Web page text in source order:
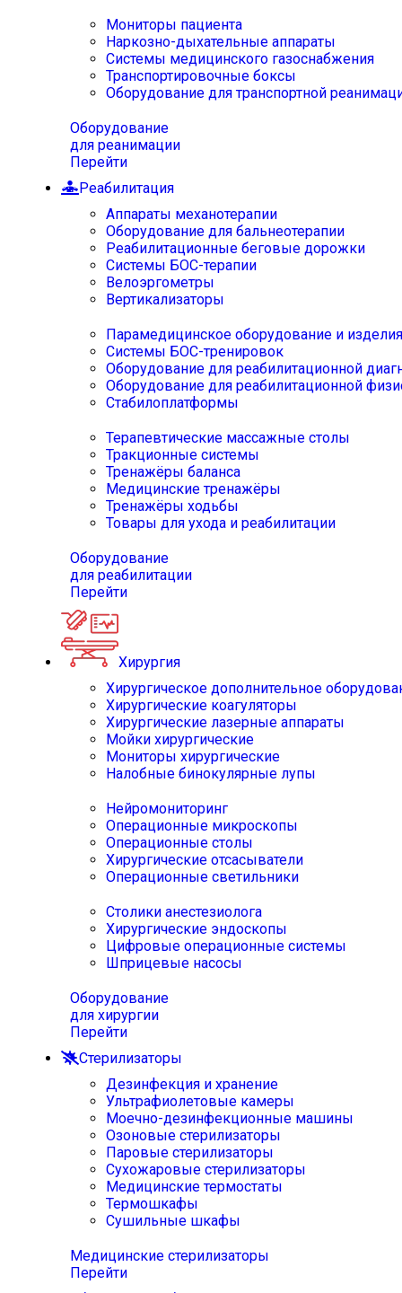
Мониторы пациента
Наркозно-дыхательные аппараты
Системы медицинского газоснабжения
Транспортировочные боксы
Оборудование для транспортной
Оборудование
для реанимации
Перейти
Реабилитация
Аппараты механотерапии
Оборудование для бальнеотерапии
Реабилитационные беговые дорожки
Системы БОС-терапии
Велоэргометры
Вертикализаторы
Парамедицинское оборудование и изделия
Системы БОС-тренировок
Оборудование для реабилитационной
Оборудование для реабилитационной
Стабилоплатформы
Терапевтические массажные столы
Тракционные системы
Тренажёры баланса
Медицинские тренажёры
Тренажёры ходьбы
Товары для ухода и реабилитации
Оборудование
для реабилитации
Перейти
Хирургия
Хирургическое дополнительное
Хирургические коагуляторы
Хирургические лазерные аппараты
Мойки хирургические
Мониторы хирургические
Налобные бинокулярные лупы
Нейромониторинг
Операционные микроскопы
Операционные столы
Хирургические отсасыватели
Операционные светильники
Столики анестезиолога
Хирургические эндоскопы
Цифровые операционные системы
Шприцевые насосы
Оборудование
для хирургии
Перейти
Стерилизаторы
Дезинфекция и хранение
Ультрафиолетовые камеры
Моечно-дезинфекционные машины
Озоновые стерилизаторы
Паровые стерилизаторы
Сухожаровые стерилизаторы
Медицинские термостаты
Термошкафы
Сушильные шкафы
Медицинские стерилизаторы
Перейти